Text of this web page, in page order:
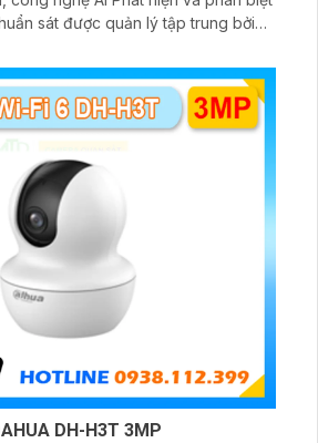
sát được quản lý tập trung bởi
DH-H3T 3MP